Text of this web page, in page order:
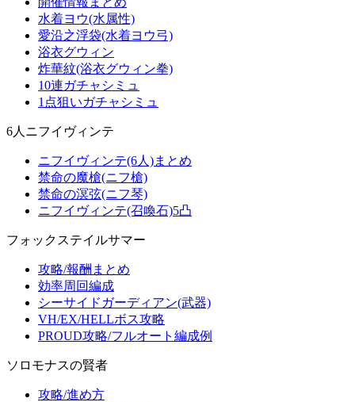
水着ヨウ(水属性)
愛沿之浮袋(水着ヨウ弓)
浴衣グウィン
炸華紋(浴衣グウィン拳)
10連ガチャシミュ
1点狙いガチャシミュ
6人ニフイヴィンテ
ニフイヴィンテ(6人)まとめ
禁命の魔槍(ニフ槍)
禁命の溟弦(ニフ琴)
ニフイヴィンテ(召喚石)5凸
フォックステイルサマー
攻略/報酬まとめ
効率周回編成
シーサイドガーディアン(武器)
VH/EX/HELLボス攻略
PROUD攻略/フルオート編成例
ソロモナスの賢者
攻略/進め方